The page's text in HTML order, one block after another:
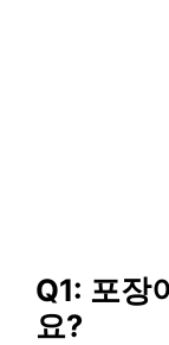
Q1: 포장
요?